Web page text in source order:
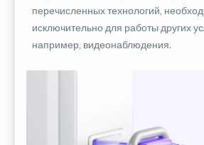
перечисленных технологий,
исключительно для работы других
например, видеонаблюдения.